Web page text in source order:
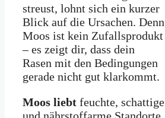
streust, lohnt sich ein kurzer
Blick auf die Ursachen. Denn
Moos ist kein Zufallsprodukt
– es zeigt dir, dass dein
Rasen mit den Bedingungen
gerade nicht gut klarkommt.
Moos liebt feuchte, schattige